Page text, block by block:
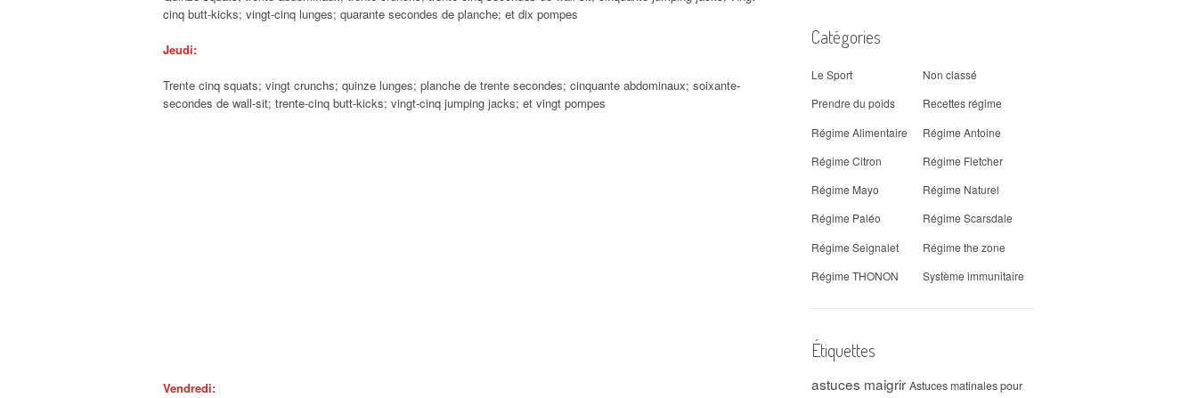
cinq butt-kicks; vingt-cinq lunges; quarante secondes de planche; et dix pompes
Jeudi:
Trente cinq squats; vingt crunchs; quinze lunges; planche de trente secondes; cinquante abdominaux; soixante-
secondes de wall-sit; trente-cinq butt-kicks; vingt-cinq jumping jacks; et vingt pompes
Vendredi:
Catégories
Le Sport
Non classé
Prendre du poids
Recettes régime
Régime Alimentaire
Régime Antoine
Régime Citron
Régime Fletcher
Régime Mayo
Régime Naturel
Régime Paléo
Régime Scarsdale
Régime Seignalet
Régime the zone
Régime THONON
Système immunitaire
Étiquettes
astuces maigrir Astuces matinales pour